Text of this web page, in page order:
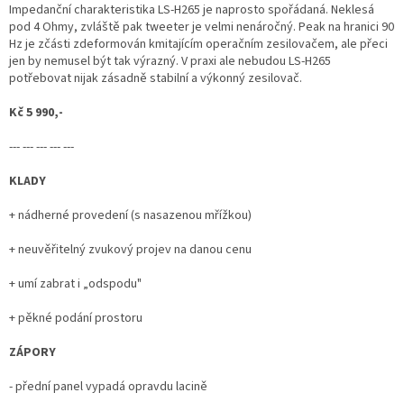
Impedanční charakteristika LS-H265 je naprosto spořádaná. Neklesá
pod 4 Ohmy, zvláště pak tweeter je velmi nenáročný. Peak na hranici 90
Hz je zčásti zdeformován kmitajícím operačním zesilovačem, ale přeci
jen by nemusel být tak výrazný. V praxi ale nebudou LS-H265
potřebovat nijak zásadně stabilní a výkonný zesilovač.
Kč 5 990,-
--- --- --- --- ---
KLADY
+ nádherné provedení (s nasazenou mřížkou)
+ neuvěřitelný zvukový projev na danou cenu
+ umí zabrat i „odspodu"
+ pěkné podání prostoru
ZÁPORY
- přední panel vypadá opravdu lacině